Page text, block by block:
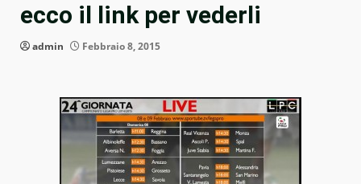
ecco il link per vederli
admin Febbraio 8, 2015